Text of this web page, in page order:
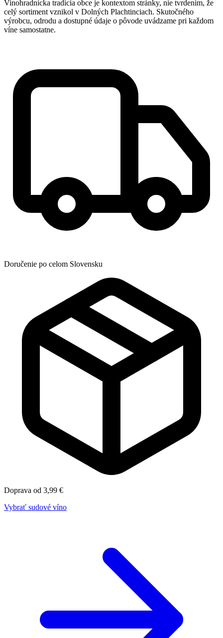
Vinohradnícka tradícia obce je kontextom stránky, nie tvrdením, že
celý sortiment vznikol v Dolných Plachtinciach. Skutočného
výrobcu, odrodu a dostupné údaje o pôvode uvádzame pri každom
víne samostatne.
Doručenie po celom Slovensku
Doprava od 3,99 €
Vybrať sudové víno